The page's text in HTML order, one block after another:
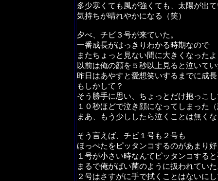
多少寒くても風が強くても、太陽が出
気持ちが晴れやかになる（笑）
夕べ、チビ３号が来ていた。
一番成長がはっきりわかる時期なので
またちょっと見ない間に大きくなった
以前は俺の顔を５秒以上見ると泣いて
昨日はあやすと愛想笑いするまでに成
もしかして？
そう勝手に思い、ちょっとだけ抱っこ
１０秒ほどで泣き顔になってしまった
まあ、もう少ししたら泣くことは無く
そう言えば、チビ１号も２号も
ほっぺたをピッタンコするのがあまり
１号が小さい時なんてピッタンコする
まるで俺がばい菌のように扱われてい
２号はさすがに手で拭くことはないに